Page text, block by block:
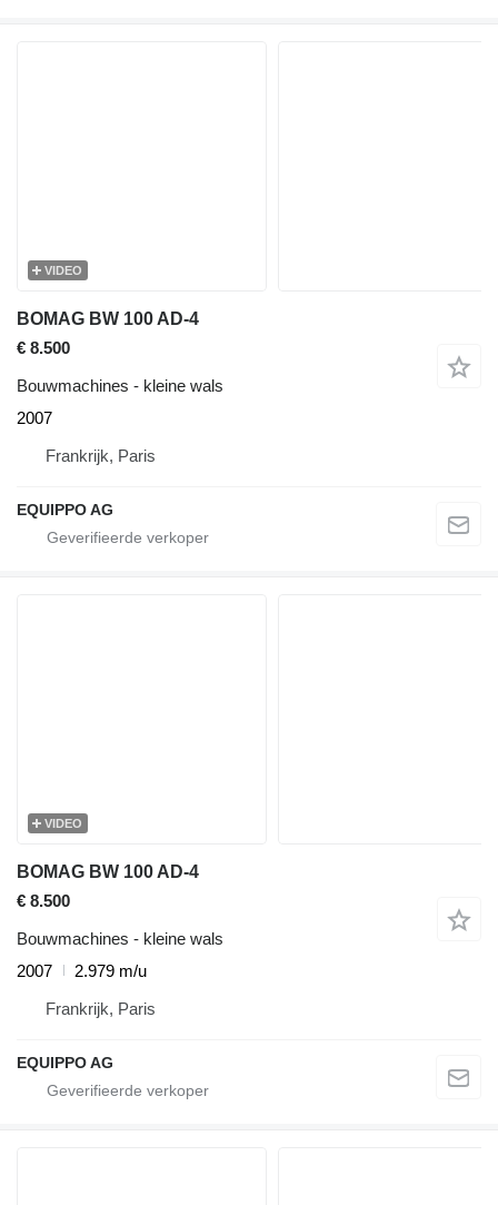
VIDEO
BOMAG BW 100 AD-4
€ 8.500
Bouwmachines - kleine wals
2007
Frankrijk, Paris
EQUIPPO AG
VIDEO
BOMAG BW 100 AD-4
€ 8.500
Bouwmachines - kleine wals
2007
2.979 m/u
Frankrijk, Paris
EQUIPPO AG